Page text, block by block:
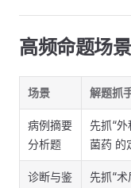
高频命题场景
场景 解题抓
病例摘要
分析题
先抓“
菌药 的
诊断与鉴
先抓“